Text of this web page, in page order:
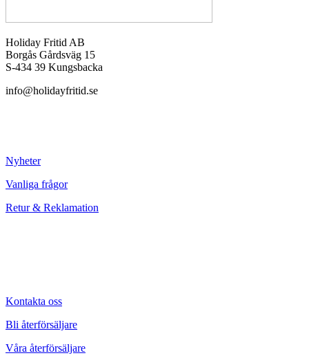
Holiday Fritid AB
Borgås Gårdsväg 15
S-434 39 Kungsbacka
info@holidayfritid.se
Nyheter
Vanliga frågor
Retur & Reklamation
Kontakta oss
Bli återförsäljare
Våra återförsäljare